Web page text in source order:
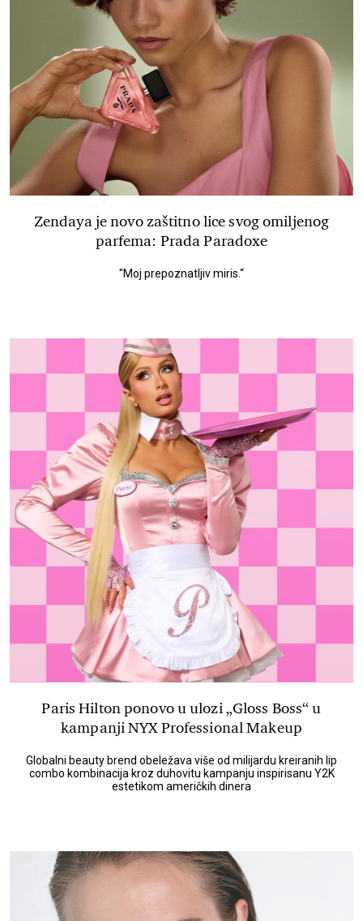
Zendaya je novo zaštitno lice svog omiljenog
parfema: Prada Paradoxe
"Moj prepoznatljiv miris.“
Paris Hilton ponovo u ulozi „Gloss Boss“ u
kampanji NYX Professional Makeup
Globalni beauty brend obeležava više od milijardu kreiranih lip
combo kombinacija kroz duhovitu kampanju inspirisanu Y2K
estetikom američkih dinera